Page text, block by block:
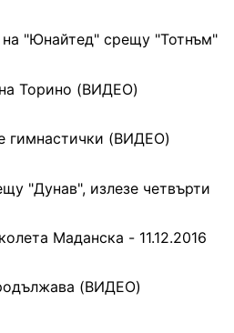
"Юнайтед" срещу "Тотнъм"
Торино (ВИДЕО)
гимнастички (ВИДЕО)
"Дунав", излезе четвърти
Маданска - 11.12.2016
(ВИДЕО)